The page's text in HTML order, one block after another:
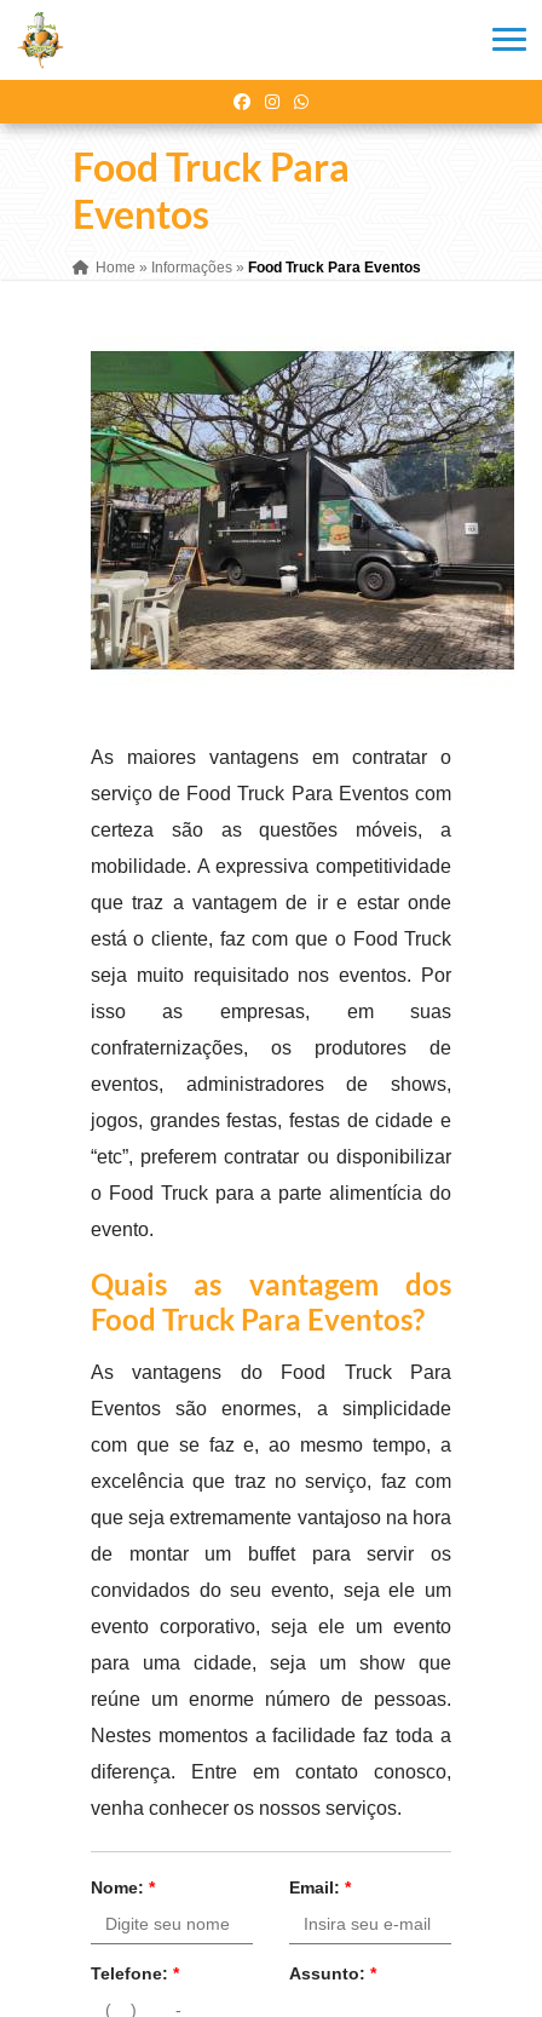
Food Truck Para
Eventos
Home » Informações » Food Truck Para Eventos
As maiores vantagens em contratar o
serviço de Food Truck Para Eventos com
certeza são as questões móveis, a
mobilidade. A expressiva competitividade
que traz a vantagem de ir e estar onde
está o cliente, faz com que o Food Truck
seja muito requisitado nos eventos. Por
isso as empresas, em suas
confraternizações, os produtores de
eventos, administradores de shows,
jogos, grandes festas, festas de cidade e
“etc”, preferem contratar ou disponibilizar
o Food Truck para a parte alimentícia do
evento.
Quais as vantagem dos
Food Truck Para Eventos?
As vantagens do Food Truck Para
Eventos são enormes, a simplicidade
com que se faz e, ao mesmo tempo, a
excelência que traz no serviço, faz com
que seja extremamente vantajoso na hora
de montar um buffet para servir os
convidados do seu evento, seja ele um
evento corporativo, seja ele um evento
para uma cidade, seja um show que
reúne um enorme número de pessoas.
Nestes momentos a facilidade faz toda a
diferença. Entre em contato conosco,
venha conhecer os nossos serviços.
Nome: * Email: *
Telefone: * Assunto: *